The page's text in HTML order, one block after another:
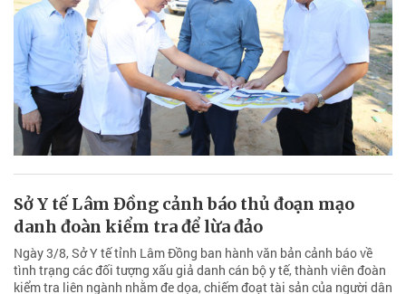
Sở Y tế Lâm Đồng cảnh báo thủ đoạn mạo
danh đoàn kiểm tra để lừa đảo
Ngày 3/8, Sở Y tế tỉnh Lâm Đồng ban hành văn bản cảnh báo về
tình trạng các đối tượng xấu giả danh cán bộ y tế, thành viên đoàn
kiểm tra liên ngành nhằm đe dọa, chiếm đoạt tài sản của người dân